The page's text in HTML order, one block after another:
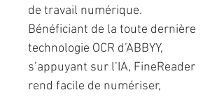
de travail numérique.
Bénéficiant de la toute dernière
technologie OCR d’ABBYY,
s’appuyant sur l’IA, FineReader
rend facile de numériser,